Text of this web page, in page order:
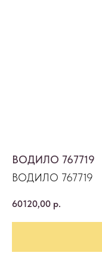
ВОДИЛО 767719
ВОДИЛО 767719
60120,00 р.